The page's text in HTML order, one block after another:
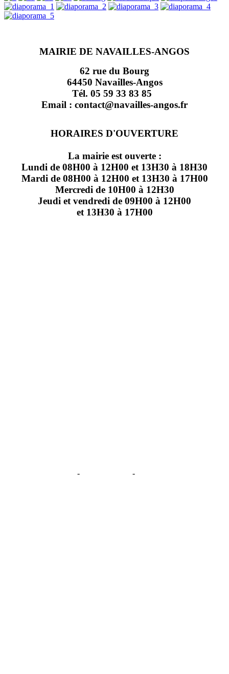
MAIRIE DE NAVAILLES-ANGOS
62 rue du Bourg
64450 Navailles-Angos
Tél. 05 59 33 83 85
Email : contact@navailles-angos.fr
HORAIRES D'OUVERTURE
La mairie est ouverte :
Lundi de 08H00 à 12H00 et 13H30 à 18H30
Mardi de 08H00 à 12H00 et 13H30 à 17H00
Mercredi de 10H00 à 12H30
Jeudi et vendredi de 09H00 à 12H00
et 13H30 à 17H00
- -